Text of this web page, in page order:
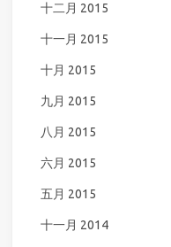
十二月 2015
十一月 2015
十月 2015
九月 2015
八月 2015
六月 2015
五月 2015
十一月 2014